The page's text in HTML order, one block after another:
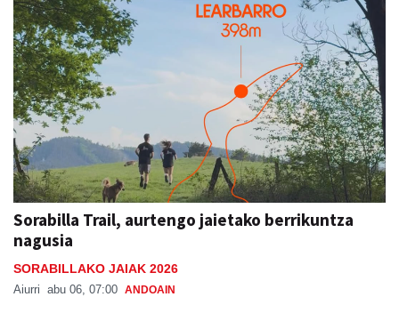
Sorabilla Trail, aurtengo jaietako berrikuntza
nagusia
SORABILLAKO JAIAK 2026
Aiurri abu 06, 07:00 ANDOAIN